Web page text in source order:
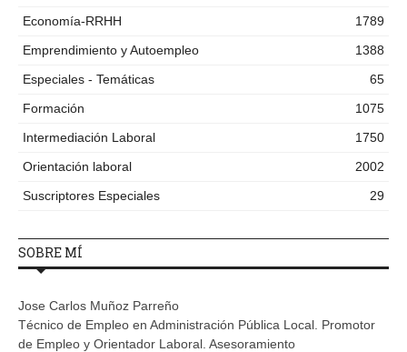
Economía-RRHH
1789
Emprendimiento y Autoempleo
1388
Especiales - Temáticas
65
Formación
1075
Intermediación Laboral
1750
Orientación laboral
2002
Suscriptores Especiales
29
SOBRE MÍ
Jose Carlos Muñoz Parreño
Técnico de Empleo en Administración Pública Local. Promotor
de Empleo y Orientador Laboral. Asesoramiento